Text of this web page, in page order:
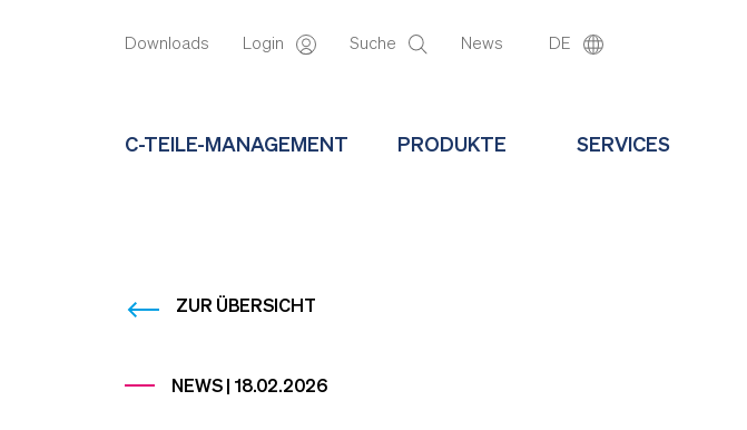
Downloads Login Suche News DE
C-TEILE-MANAGEMENT PRODUKTE SERVICES
ZUR ÜBERSICHT
NEWS | 18.02.2026